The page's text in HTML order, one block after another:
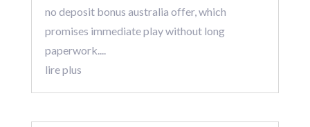
no deposit bonus australia offer, which
promises immediate play without long
paperwork....
lire plus